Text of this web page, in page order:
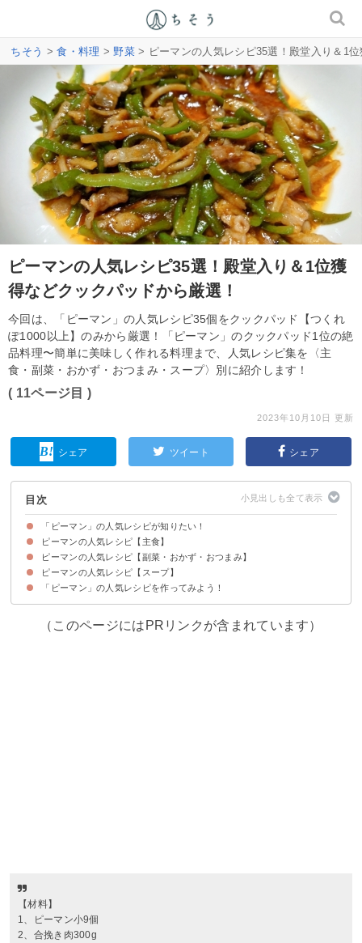
ちそう >食・料理 >野菜> ピーマンの人気レシピ35選！殿堂入り＆1
ピーマンの人気レシピ35選！殿堂入り＆1位獲
得などクックパッドから厳選！
今回は、「ピーマン」の人気レシピ35個をクックパッド【つくれ
ぽ1000以上】のみから厳選！「ピーマン」のクックパッド1位の絶
品料理〜簡単に美味しく作れる料理まで、人気レシピ集を〈主
食・副菜・おかず・おつまみ・スープ〉別に紹介します！
( 11ページ目 )
2023年10月10日 更新
シェア ツイート シェア
目次
「ピーマン」の人気レシピが知りたい！
ピーマンの人気レシピ【主食】
【つくれぽ1380件】ピーマンと豚こまのオイスター丼
【つくれぽ383件】ピーマン大量消費！チンジャオロース丼
【つくれぽ141件】ひき肉と春雨のとろみ丼
【つくれぽ59件】なすとピーマンと豚肉のみそ炒め丼！豚こまでも
ピーマンの人気レシピ【副菜・おかず・おつまみ】
【つくれぽ8719件】ツナ缶入り！やみつき無限ピーマン【動画】
【つくれぽ3862件】失敗なしのピーマン肉詰め【動画】
【つくれぽ10000件超！】ピーマン豚なす炒め【動画】
【つくれぽ10000件超！】フライパン一つでピーマンの肉詰め【動画】
【つくれぽ3326件】ピーマンだけで！ピーマンの煮びたし【動画】
【つくれぽ2927件】ピーマンと牛肉の甘辛炒め【動画】
【つくれぽ1978件】豚肉とピーマンだけ！オイスターソース炒め【動画】
【つくれぽ2651件】人参とピーマンだけで！簡単きんぴら
【つくれぽ1223件】豚肉とピーマンだけ！和風チンジャオロース【動画】
【つくれぽ4611件】ピーマンとちくわのきんぴら
【つくれぽ1179件】椎茸とピーマンで作るバター醬油炒め
【つくれぽ7954件】ピーマンと鶏むね肉の簡単中華炒め【動画】
【つくれぽ4589件】シンプルな美味しさ！ピーマンのおかか和え【動画】
【つくれぽ1992件】大量消費にぴったり！ピーマンと鶏むね肉の細切り炒め
【つくれぽ1610件】ピーマンとジャガイモのオイスター炒め
【つくれぽ4520件】材料たった3つ！ツナピーマン【動画】
【つくれぽ5411件】ピーマン春雨！大量消費にも
【つくれぽ1996件】ピーマンと卵の味噌マヨ炒め【動画】
【つくれぽ1693件】じゃことピーマンだけ！きんぴら風和え物
【つくれぽ2162件】油揚げとピーマンのオイスター炒め【動画】
【つくれぽ2417件】鶏肉とピーマンのニンニク醤油炒め【動画】
【つくれぽ2720件】鶏肉となすとピーマンの甘酢あん
【つくれぽ3299件】ささみとピーマンの醤油マヨ炒め
【つくれぽ4483件】なすとピーマンで1品！甘酢炒め
【つくれぽ2041件】大量消費レシピ！ピーマンと人参のゴマ味噌和え
【つくれぽ6537件】ピーマンの肉詰め！とろみタレで
【つくれぽ2042件】ピーマンとツナで！やみつきピーマン
【つくれぽ2301件】ピーマンのなす味噌！大量消費にもおすすめ【動画】
ピーマンの人気レシピ【スープ】
【つくれぽ46件】ピーマンとふわふわ卵の中華スープ
【つくれぽ141件】乾燥わかめとピーマンの味噌汁
【つくれぽ68件】ベーコンとピーマンのコンソメスープ
「ピーマン」の人気レシピを作ってみよう！
（このページにはPRリンクが含まれています）
【材料】
1、ピーマン小9個
2、合挽き肉300g